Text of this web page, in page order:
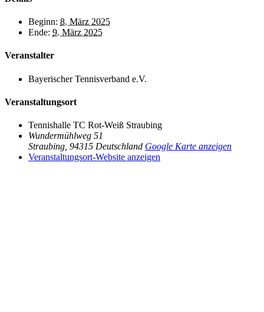
Beginn: 8. März 2025
Ende: 9. März 2025
Veranstalter
Bayerischer Tennisverband e.V.
Veranstaltungsort
Tennishalle TC Rot-Weiß Straubing
Wundermühlweg 51
Straubing 94315 Deutschland Google Karte anzeigen
Veranstaltungsort-Website anzeigen